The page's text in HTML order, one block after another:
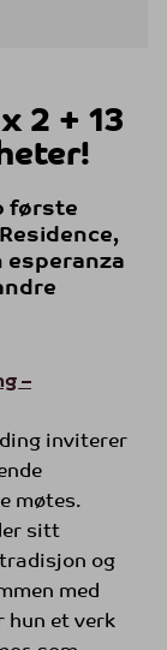
2 + 13
første
esperanza
–
inviterer
møtes.
sitt
og
med
hun et verk